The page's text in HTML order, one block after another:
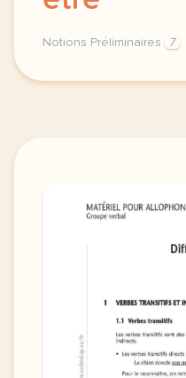
Notions Préliminaires 7
utilisation des